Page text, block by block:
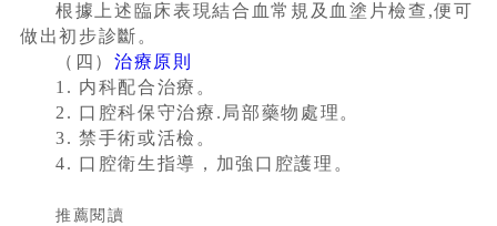
根據上述臨床表現結合血常規及血塗片檢查,便可
做出初步診斷。
（四） 治療原則
1 . 内科配合治療。
2. 口腔科保守治療.局部藥物處理。
3. 禁手術或活檢。
4. 口腔衛生指導，加強口腔護理。
推薦閱讀